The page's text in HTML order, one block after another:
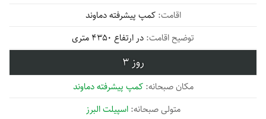
کمپ پیشرفته دماوند
در ارتفاع 4350 متری
3
کمپ پیشرفته دماوند
اسپیلت البرز